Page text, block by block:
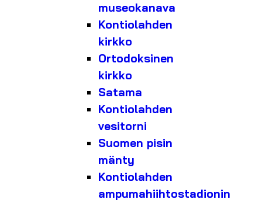
museokanava
Kontiolahden
kirkko
Ortodoksinen
kirkko
Satama
Kontiolahden
vesitorni
Suomen pisin
mänty
Kontiolahden
ampumahiihtostadionin